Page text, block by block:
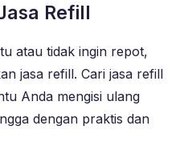
Refill
atau tidak ingin repot,
jasa refill. Cari jasa refill
Anda mengisi ulang
dengan praktis dan